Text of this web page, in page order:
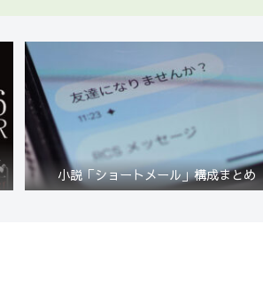
小説「ショートメール」構成まとめ